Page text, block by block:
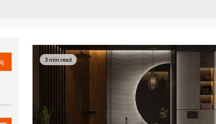
3 min read